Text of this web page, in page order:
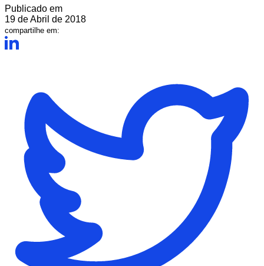
Publicado em
19 de Abril de 2018
compartilhe em: